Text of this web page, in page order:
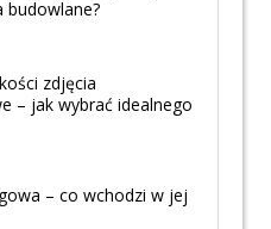
budowlane?
zdjęcia
– jak wybrać idealnego
– co wchodzi w jej